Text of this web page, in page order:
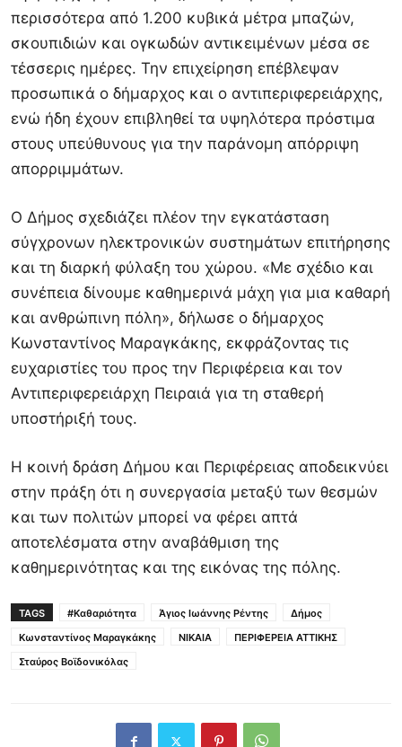
περισσότερα από 1.200 κυβικά μέτρα μπαζών,
σκουπιδιών και ογκωδών αντικειμένων μέσα σε
τέσσερις ημέρες. Την επιχείρηση επέβλεψαν
προσωπικά ο δήμαρχος και ο αντιπεριφερειάρχης,
ενώ ήδη έχουν επιβληθεί τα υψηλότερα πρόστιμα
στους υπεύθυνους για την παράνομη απόρριψη
απορριμμάτων.
Ο Δήμος σχεδιάζει πλέον την εγκατάσταση
σύγχρονων ηλεκτρονικών συστημάτων επιτήρησης
και τη διαρκή φύλαξη του χώρου. «Με σχέδιο και
συνέπεια δίνουμε καθημερινά μάχη για μια καθαρή
και ανθρώπινη πόλη», δήλωσε ο δήμαρχος
Κωνσταντίνος Μαραγκάκης, εκφράζοντας τις
ευχαριστίες του προς την Περιφέρεια και τον
Αντιπεριφερειάρχη Πειραιά για τη σταθερή
υποστήριξή τους.
Η κοινή δράση Δήμου και Περιφέρειας αποδεικνύει
στην πράξη ότι η συνεργασία μεταξύ των θεσμών
και των πολιτών μπορεί να φέρει απτά
αποτελέσματα στην αναβάθμιση της
καθημερινότητας και της εικόνας της πόλης.
TAGS #Καθαριότητα Άγιος Ιωάννης Ρέντης
Δήμος
Κωνσταντίνος Μαραγκάκης
ΝΙΚΑΙΑ
ΠΕΡΙΦΕΡΕΙΑ ΑΤΤΙΚΗΣ
Σταύρος Βοϊδονικόλας